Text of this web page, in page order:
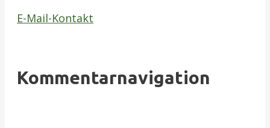
E-Mail-Kontakt
Kommentarnavigation